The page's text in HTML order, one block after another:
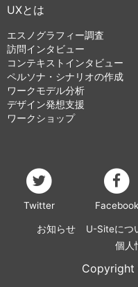
UXとは
エスノグラフィー調査
訪問インタビュー
コンテキストインタビュー
ペルソナ・シナリオの作成
ワークモデル分析
デザイン発想支援
ワークショップ
Twitter Facebook
お知らせ U-Siteにつ
個人
Copyright